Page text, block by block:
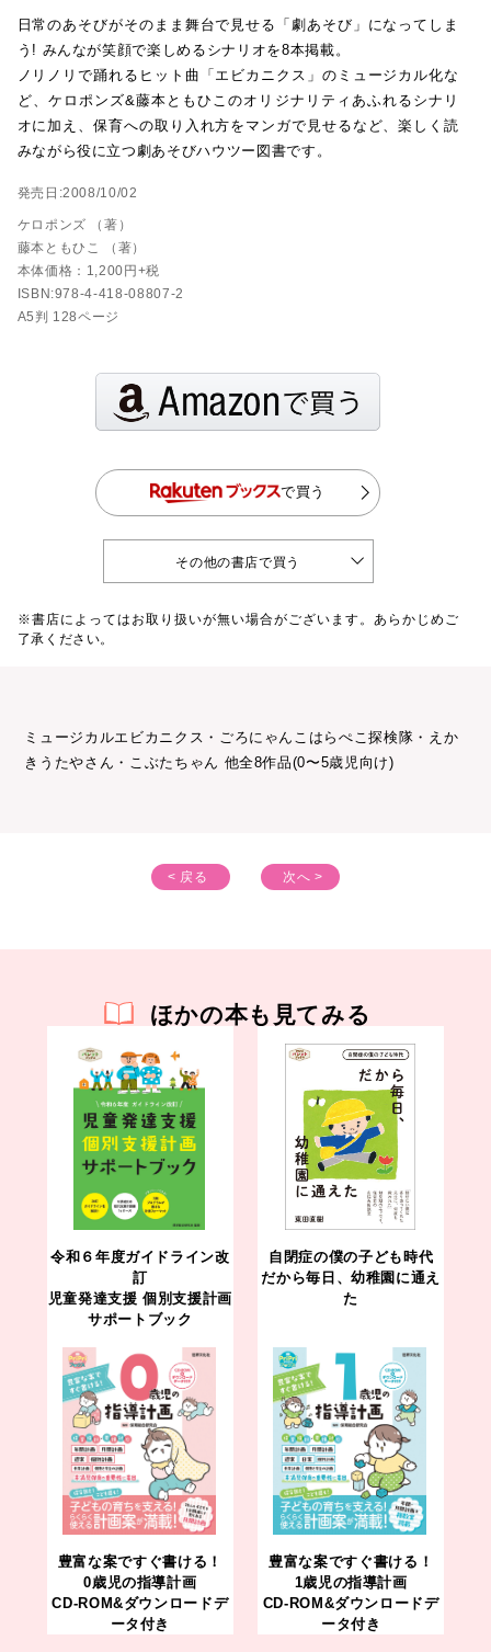
日常のあそびがそのまま舞台で見せる「劇あそび」になってしま
う! みんなが笑顔で楽しめるシナリオを8本掲載。
ノリノリで踊れるヒット曲「エビカニクス」のミュージカル化な
ど、ケロポンズ&藤本ともひこのオリジナリティあふれるシナリ
オに加え、保育への取り入れ方をマンガで見せるなど、楽しく読
みながら役に立つ劇あそびハウツー図書です。
発売日:2008/10/02
ケロポンズ （著）
藤本ともひこ （著）
本体価格：1,200円+税
ISBN:978-4-418-08807-2
A5判 128ページ
で買う
その他の書店で買う
※書店によってはお取り扱いが無い場合がございます。あらかじめご
了承ください。
ミュージカルエビカニクス・ごろにゃんこはらぺこ探検隊・えか
きうたやさん・こぶたちゃん 他全8作品(0〜5歳児向け)
< 戻る 次へ >
ほかの本も見てみる
令和６年度ガイドライン改
訂
児童発達支援 個別支援計画
サポートブック
自閉症の僕の子ども時代
だから毎日、幼稚園に通え
た
豊富な案ですぐ書ける！
0歳児の指導計画
CD-ROM&ダウンロードデ
ータ付き
豊富な案ですぐ書ける！
1歳児の指導計画
CD-ROM&ダウンロードデ
ータ付き